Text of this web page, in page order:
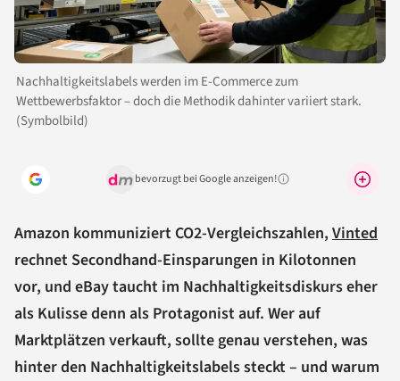
Nachhaltigkeitslabels werden im E-Commerce zum
Wettbewerbsfaktor – doch die Methodik dahinter variiert stark.
(Symbolbild)
bevorzugt bei Google anzeigen!Warum lohnt sich das?
Amazon kommuniziert CO2-Vergleichszahlen, Vinted
rechnet Secondhand-Einsparungen in Kilotonnen
vor, und eBay taucht im Nachhaltigkeitsdiskurs eher
als Kulisse denn als Protagonist auf. Wer auf
Marktplätzen verkauft, sollte genau verstehen, was
hinter den Nachhaltigkeitslabels steckt – und warum